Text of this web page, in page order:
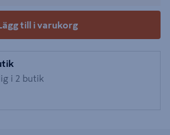
till i varukorg
i 2 butik